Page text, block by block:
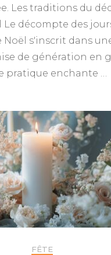
Les traditions du
Le décompte des
Noël s'inscrit dans
de génération en
pratique enchante …
FÊTE